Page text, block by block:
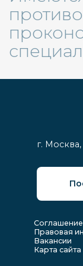
г.
Правовая
Вакансии
Карта сайта